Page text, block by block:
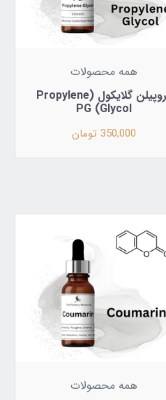
همه محصولات
پروپیلن گلایکول (Propylene
Glycol) PG
350,000 تومان
همه محصولات